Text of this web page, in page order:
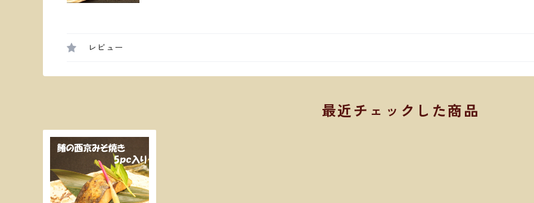
レビュー
最近チェックした商品